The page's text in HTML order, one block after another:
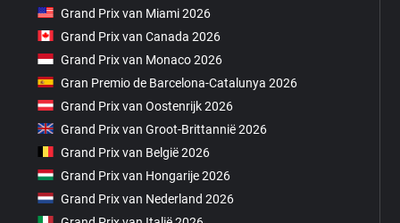
Grand Prix van Miami 2026
Grand Prix van Canada 2026
Grand Prix van Monaco 2026
Gran Premio de Barcelona-Catalunya 2026
Grand Prix van Oostenrijk 2026
Grand Prix van Groot-Brittannië 2026
Grand Prix van België 2026
Grand Prix van Hongarije 2026
Grand Prix van Nederland 2026